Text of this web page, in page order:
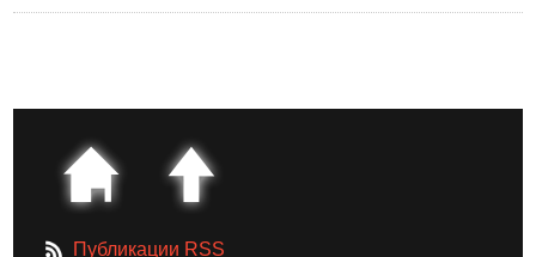
Публикации RSS